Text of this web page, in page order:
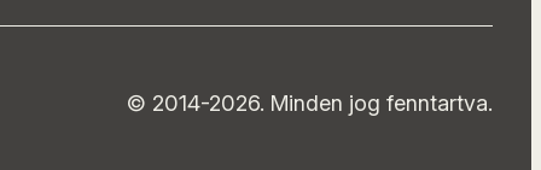
© 2014-2026. Minden jog fenntartva.